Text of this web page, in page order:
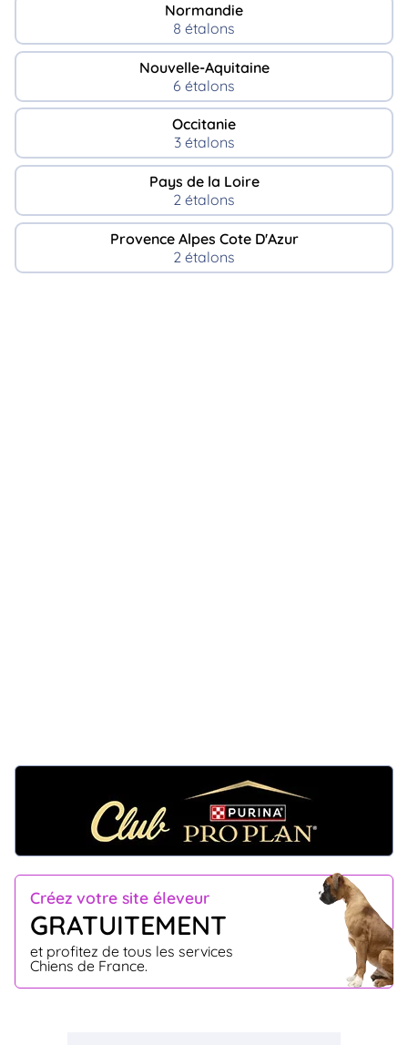
Normandie
8 étalons
Nouvelle-Aquitaine
6 étalons
Occitanie
3 étalons
Pays de la Loire
2 étalons
Provence Alpes Cote D'Azur
2 étalons
Créez votre site éleveur
GRATUITEMENT
et profitez de tous les services
Chiens de France.